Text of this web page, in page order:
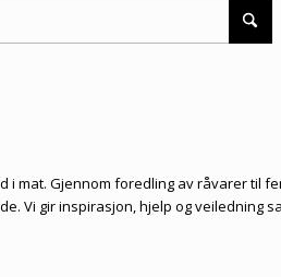
i mat. Gjennom foredling av råvarer til
Vi gir inspirasjon, hjelp og veiledning